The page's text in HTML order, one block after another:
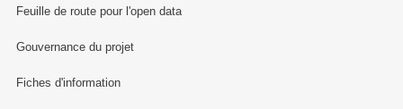
Feuille de route pour l'open data
Gouvernance du projet
Fiches d'information